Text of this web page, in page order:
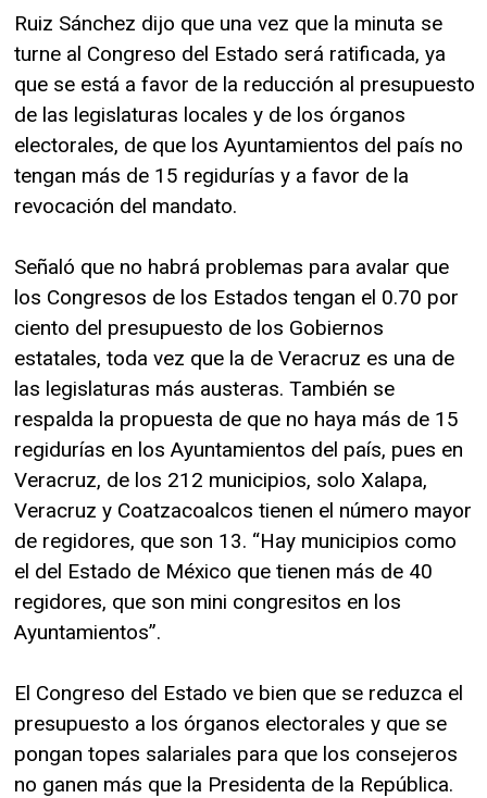
Ruiz Sánchez dijo que una vez que la minuta se
turne al Congreso del Estado será ratificada, ya
que se está a favor de la reducción al presupuesto
de las legislaturas locales y de los órganos
electorales, de que los Ayuntamientos del país no
tengan más de 15 regidurías y a favor de la
revocación del mandato.
Señaló que no habrá problemas para avalar que
los Congresos de los Estados tengan el 0.70 por
ciento del presupuesto de los Gobiernos
estatales, toda vez que la de Veracruz es una de
las legislaturas más austeras. También se
respalda la propuesta de que no haya más de 15
regidurías en los Ayuntamientos del país, pues en
Veracruz, de los 212 municipios, solo Xalapa,
Veracruz y Coatzacoalcos tienen el número mayor
de regidores, que son 13. “Hay municipios como
el del Estado de México que tienen más de 40
regidores, que son mini congresitos en los
Ayuntamientos”.
El Congreso del Estado ve bien que se reduzca el
presupuesto a los órganos electorales y que se
pongan topes salariales para que los consejeros
no ganen más que la Presidenta de la República.